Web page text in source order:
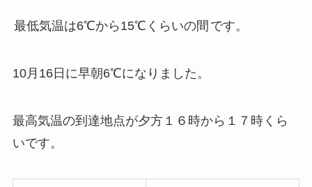
最低気温は6℃から15℃くらいの間 です。
10月16日に早朝6℃になりました。
最高気温の到達地点が夕方１６時から１７時くら
いです。